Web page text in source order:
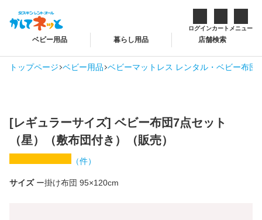
ログインカート メニュー
ベビー用品 暮らし用品 店舗検索
トップページ ベビー用品 ベビーマットレス レンタル・ベビー布団
[レギュラーサイズ] ベビー布団7点セット
（星）（敷布団付き）（販売）
（件）
サイズ 掛け布団 95×120cm